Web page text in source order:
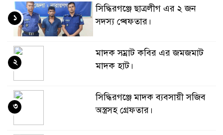
সিদ্ধিরগঞ্জে ছাত্রলীগ এর ২ জন
সদস্য গ্ৰেফতার।
১
মাদক সম্রাট কবির এর জমজমাট
মাদক হাট।
২
সিদ্ধিরগঞ্জে মাদক ব্যবসায়ী সজিব
অস্ত্রসহ গ্রেফতার।
৩